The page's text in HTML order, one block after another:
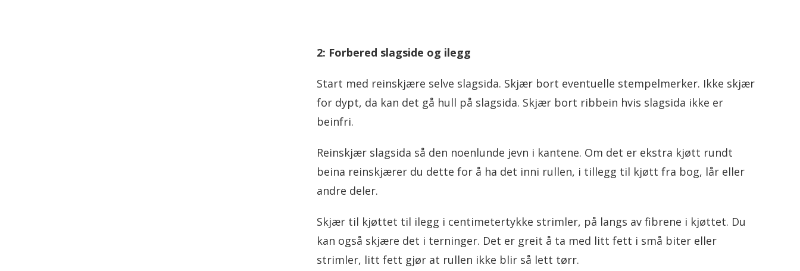
2: Forbered slagside og ilegg
Start med reinskjære selve slagsida. Skjær bort eventuelle stempelmerker. Ikke skjær
for dypt, da kan det gå hull på slagsida. Skjær bort ribbein hvis slagsida ikke er
beinfri.
Reinskjær slagsida så den noenlunde jevn i kantene. Om det er ekstra kjøtt rundt
beina reinskjærer du dette for å ha det inni rullen, i tillegg til kjøtt fra bog, lår eller
andre deler.
Skjær til kjøttet til ilegg i centimetertykke strimler, på langs av fibrene i kjøttet. Du
kan også skjære det i terninger. Det er greit å ta med litt fett i små biter eller
strimler, litt fett gjør at rullen ikke blir så lett tørr.